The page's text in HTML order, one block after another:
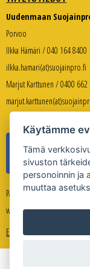
Uudenmaan
Porvoo
Ilkka Hämäri / 040 164 8400
ilkka.hamari(at)suojainpro.fi
Marjut Karttunen / 0400 662
Palveleva verkkokauppa:
www.suojanpro.fi
Evästeasetukset
Käytämme
Tämä
sivuston
personoinnin ja
muuttaa